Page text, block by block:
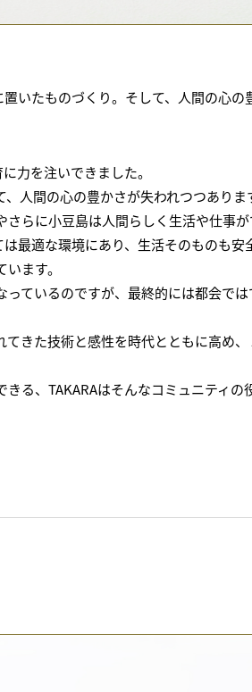
いたものづくり。そして、人間の心
力を注いできました。
人間の心の豊かさが失われつつあり
らに小豆島は人間らしく生活や仕事
最適な環境にあり、生活そのものも
ます。
ているのですが、最終的には都会で
きた技術と感性を時代とともに高め
る、TAKARAはそんなコミュニティの